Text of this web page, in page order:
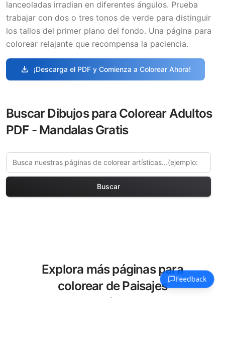
lanceoladas irradian en diferentes ángulos. Prueba
trabajar con dos o tres tonos de verde para distinguir
los tallos del primer plano del fondo. Una página para
colorear relajante que recompensa la paciencia.
download ¡Descarga el PDF y Comienza a Colorear Ahora!
Buscar Dibujos para Colorear Adultos
PDF - Mandalas Gratis
Buscar
Explora más páginas para
colorear de Paisajes
Tropicales